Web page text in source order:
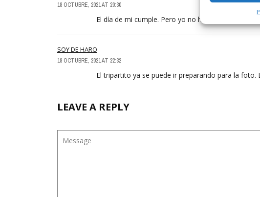
18 OCTUBRE, 2021 AT 20:30
El día de mi cumple. Pero yo no hago tantos
SOY DE HARO
18 OCTUBRE, 2021 AT 22:32
El tripartito ya se puede ir preparando para la
LEAVE A REPLY